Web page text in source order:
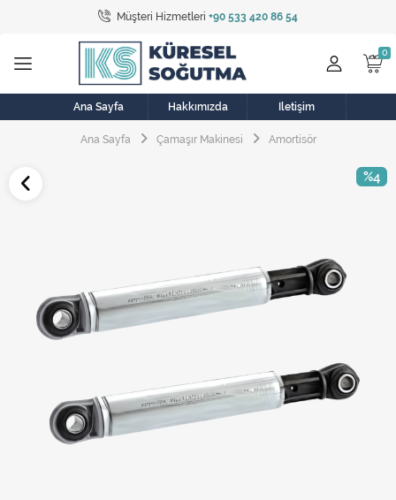
Müşteri Hizmetleri +90 533 420 86 54
Tüm Kategoriler
Bulaşık Makinesi
Buzdolabı
Çamaşır Kurutma Makinesi
Elektrikli Süpürge
Fırın, Ocak ve Aspiratör
Kireç Önleme Ve Temizlik
Ana Sayfa Hakkımızda İletişim
Ana Sayfa Çamaşır Makinesi Amortisör
%4